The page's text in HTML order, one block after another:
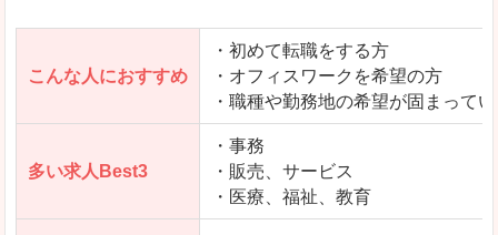
「とらばーゆ」で「三方上中郡若狭町」の
求人を含んだページを見てみる
こんな人におすすめ
・初めて転職をする方
・オフィスワークを希望の方
・職種や勤務地の希望が固まって
多い求人Best3
・事務
・販売、サービス
・医療、福祉、教育